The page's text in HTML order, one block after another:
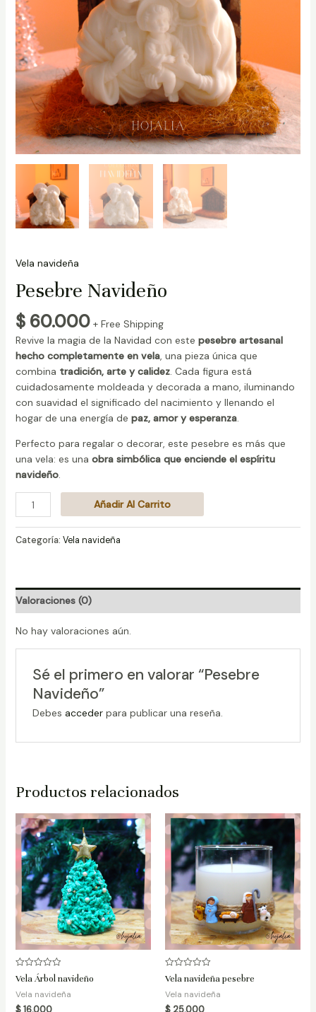
Vela navideña
Pesebre Navideño
$60.000 + Free Shipping
Revive la magia de la Navidad con este pesebre artesanal
hecho completamente en vela, una pieza única que
combina tradición, arte y calidez. Cada figura está
cuidadosamente moldeada y decorada a mano, iluminando
con suavidad el significado del nacimiento y llenando el
hogar de una energía de paz, amor y esperanza.
Perfecto para regalar o decorar, este pesebre es más que
una vela: es una obra simbólica que enciende el espíritu
navideño.
Añadir Al Carrito
Categoría: Vela navideña
Valoraciones (0)
No hay valoraciones aún.
Sé el primero en valorar “Pesebre
Navideño”
Debes accederpara publicar una reseña.
Productos relacionados
Valorado
en
0
de
5
Vela Árbol navideño
Vela navideña
Valorado
en
0
de
5
Vela navideña pesebre
Vela navideña